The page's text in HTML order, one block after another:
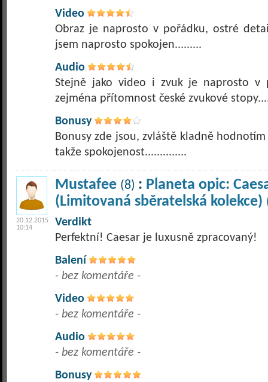
Video
Obraz je naprosto v pořádku, ostré
jsem naprosto spokojen.........
Audio
Stejně jako video i zvuk je naprosto v
zejména přítomnost české zvukové
Bonusy
Bonusy zde jsou, zvláště kladně
takže spokojenost..............
20.12.2015
10:14
Mustafee (8) : Planeta opic:
(Limitovaná sběratelská kolekce)
Verdikt
Perfektní! Caesar je luxusně zpracovaný!
Balení
- bez komentáře -
Video
- bez komentáře -
Audio
- bez komentáře -
Bonusy